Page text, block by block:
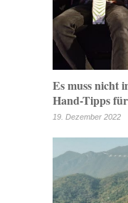
Es muss nicht
Hand-Tipps
19. Dezember 2022